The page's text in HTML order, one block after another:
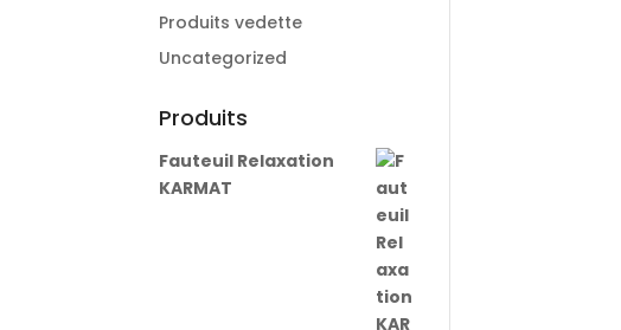
Produits vedette
Uncategorized
Produits
Fauteuil Relaxation
KARMAT